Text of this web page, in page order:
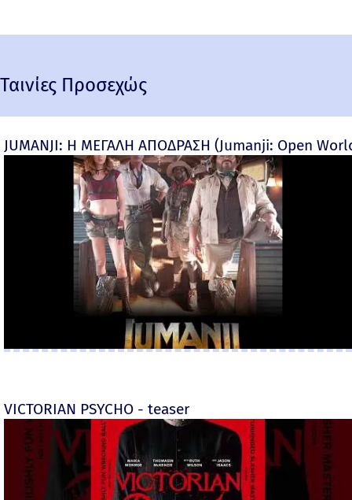
Ταινίες Προσεχώς
JUMANJI: Η ΜΕΓΑΛΗ ΑΠΟΔΡΑΣΗ (Jumanji: Open
VICTORIAN PSYCHO - teaser